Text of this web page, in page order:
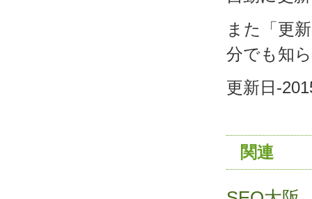
また「更
分でも知
更新日-
関連